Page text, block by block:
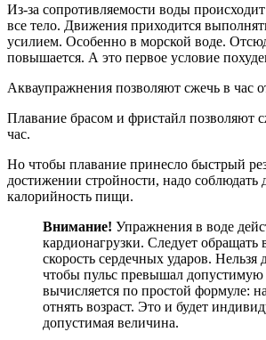
Из-за сопротивляемости воды происходит
все тело. Движения приходится
усилием. Особенно в морской воде.
повышается. А это первое условие
Акваупражнения позволяют сжечь в час
Плавание брасом и фристайл позволяют
час.
Но чтобы плавание принесло быстрый
достижении стройности, надо соблюдать
калорийность пищи.
Внимание! Упражнения в воде
кардионагрузки. Следует обращать
скорость сердечных ударов. Нельзя
чтобы пульс превышал
вычисляется по простой формуле:
отнять возраст. Это и будет
допустимая величина.